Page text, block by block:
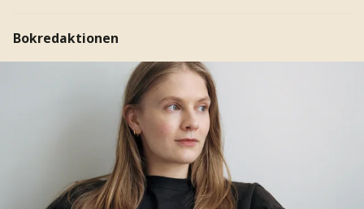
Bokredaktionen